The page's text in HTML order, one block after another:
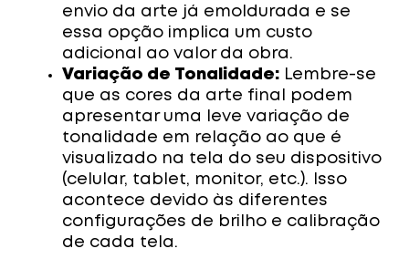
envio da arte já emoldurada e se
essa opção implica um custo
adicional ao valor da obra.
Variação de Tonalidade: Lembre-se
que as cores da arte final podem
apresentar uma leve variação de
tonalidade em relação ao que é
visualizado na tela do seu dispositivo
(celular, tablet, monitor, etc.). Isso
acontece devido às diferentes
configurações de brilho e calibração
de cada tela.